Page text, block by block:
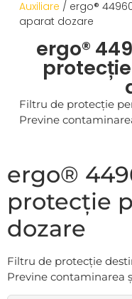
Auxiliare / ergo®
aparat dozare
ergo®
Filtru de protecție
Previne
ergo®
protecție
dozare
Filtru de protecție
Previne contaminarea